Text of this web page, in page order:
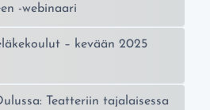
-webinaari
– kevään 2025
Teatteriin tajalaisessa